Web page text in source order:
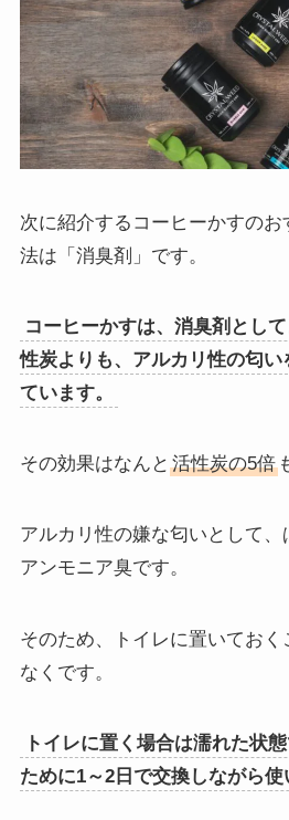
次に紹介するコーヒーかすの
法は「消臭剤」です。
コーヒーかすは、消臭剤とし
性炭よりも、アルカリ性の匂
ています。
その効果はなんと 活性炭の5倍
アルカリ性の嫌な匂いとして
アンモニア臭です。
そのため、トイレに置いてお
なくです。
トイレに置く場合は濡れた状
ために1～2日で交換しながら使